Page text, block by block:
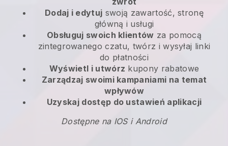
Dodaj i edytuj swoją zawartość, stronę
główną i usługi
Obsługuj swoich klientów za pomocą
zintegrowanego czatu, twórz i wysyłaj linki
do płatności
Wyświetl i utwórz kupony rabatowe
Zarządzaj swoimi kampaniami na temat
wpływów
Uzyskaj dostęp do ustawień aplikacji
Dostępne na IOS i Android